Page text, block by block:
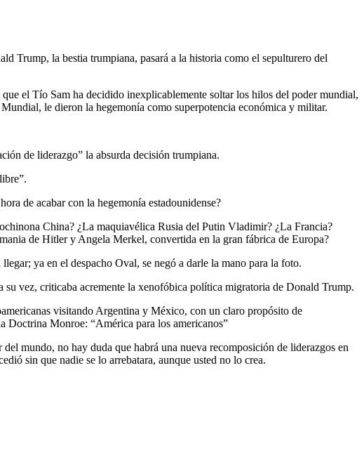
Trump, la bestia trumpiana, pasará a la historia como el sepulturero del
el Tío Sam ha decidido inexplicablemente soltar los hilos del poder mundial,
le dieron la hegemonía como superpotencia económica y militar.
de liderazgo” la absurda decisión trumpiana.
de acabar con la hegemonía estadounidense?
China? ¿La maquiavélica Rusia del Putin Vladimir? ¿La Francia?
de Hitler y Angela Merkel, convertida en la gran fábrica de Europa?
ya en el despacho Oval, se negó a darle la mano para la foto.
vez, criticaba acremente la xenofóbica política migratoria de Donald Trump.
visitando Argentina y México, con un claro propósito de
Doctrina Monroe: “América para los americanos”
mundo, no hay duda que habrá una nueva recomposición de liderazgos en
sin que nadie se lo arrebatara, aunque usted no lo crea.